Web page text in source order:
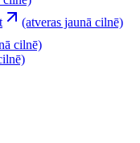
(atveras jaunā cilnē)
cilnē)